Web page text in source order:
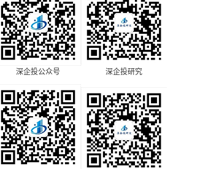
深企投公众号 深企投研究